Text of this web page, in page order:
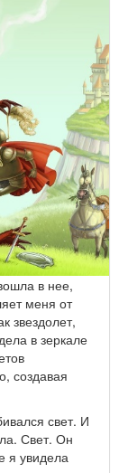
в нее,
меня от
звездолет,
в зеркале
создавая
свет. И
Свет. Он
я увидела